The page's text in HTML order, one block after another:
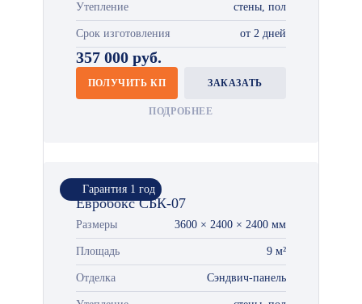
Утепление стены, пол
Срок изготовления от 2 дней
357 000 руб.
ПОЛУЧИТЬ КП ЗАКАЗАТЬ
ПОДРОБНЕЕ
Гарантия 1 год
Евробокс СБК-07
Размеры 3600 × 2400 × 2400 мм
Площадь 9 м²
Отделка Сэндвич-панель